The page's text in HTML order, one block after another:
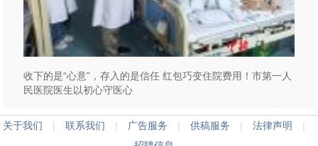
收下的是“心意”，存入的是信任 红包巧变住院费用！市第一人
民医院医生以初心守医心
关于我们 | 联系我们 | 广告服务 | 供稿服务 | 法律声明
|